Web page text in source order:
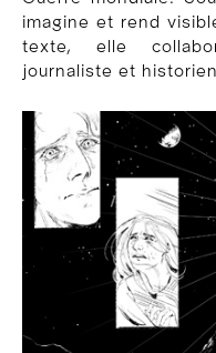
imagine et rend
texte, elle
journaliste et